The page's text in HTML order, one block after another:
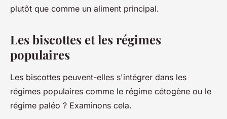
plutôt que comme un aliment principal.
Les biscottes et les régimes
populaires
Les biscottes peuvent-elles s'intégrer dans les
régimes populaires comme le régime cétogène ou le
régime paléo ? Examinons cela.